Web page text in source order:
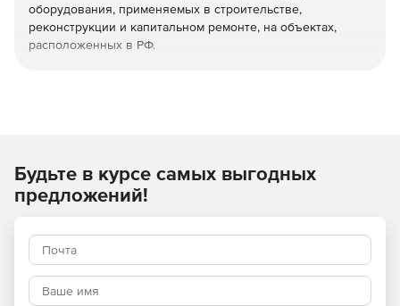
оборудования, применяемых в строительстве,
реконструкции и капитальном ремонте, на объектах,
расположенных в РФ.
объектов, расположенных в Российской Федерации.
Будьте в курсе самых выгодных
предложений!